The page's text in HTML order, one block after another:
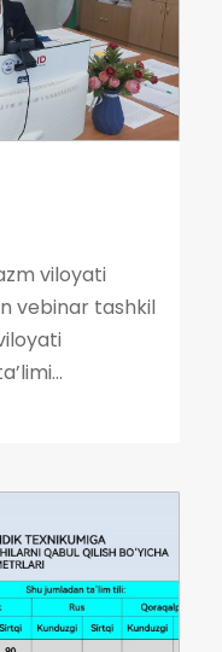
viloyati
vebinar tashkil